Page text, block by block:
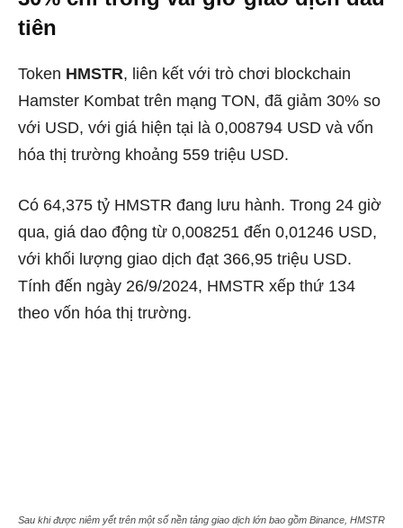
tiên
Token HMSTR, liên kết với trò chơi blockchain
Hamster Kombat trên mạng TON, đã giảm 30% so
với USD, với giá hiện tại là 0,008794 USD và vốn
hóa thị trường khoảng 559 triệu USD.
Có 64,375 tỷ HMSTR đang lưu hành. Trong 24 giờ
qua, giá dao động từ 0,008251 đến 0,01246 USD,
với khối lượng giao dịch đạt 366,95 triệu USD.
Tính đến ngày 26/9/2024, HMSTR xếp thứ 134
theo vốn hóa thị trường.
Sau khi được niêm yết trên một số nền tảng giao dịch lớn bao gồm Binance, HMSTR